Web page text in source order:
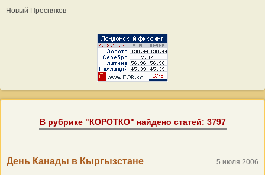
Новый Пресняков
В рубрике "КОРОТКО" найдено статей: 3797
День Канады в Кыргызстане 5 июля 2006